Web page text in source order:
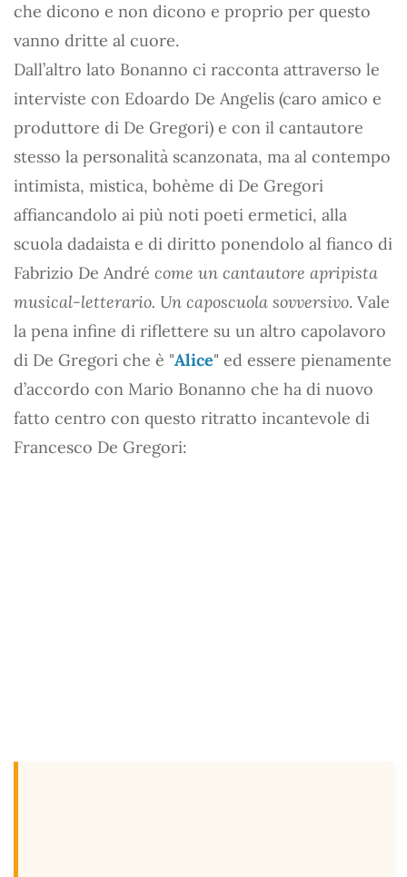
che dicono e non dicono e proprio per questo
vanno dritte al cuore.
Dall’altro lato Bonanno ci racconta attraverso le
interviste con Edoardo De Angelis (caro amico e
produttore di De Gregori) e con il cantautore
stesso la personalità scanzonata, ma al contempo
intimista, mistica, bohème di De Gregori
affiancandolo ai più noti poeti ermetici, alla
scuola dadaista e di diritto ponendolo al fianco di
Fabrizio De André come un cantautore apripista
musical-letterario. Un caposcuola sovversivo. Vale
la pena infine di riflettere su un altro capolavoro
di De Gregori che è "Alice" ed essere pienamente
d’accordo con Mario Bonanno che ha di nuovo
fatto centro con questo ritratto incantevole di
Francesco De Gregori: